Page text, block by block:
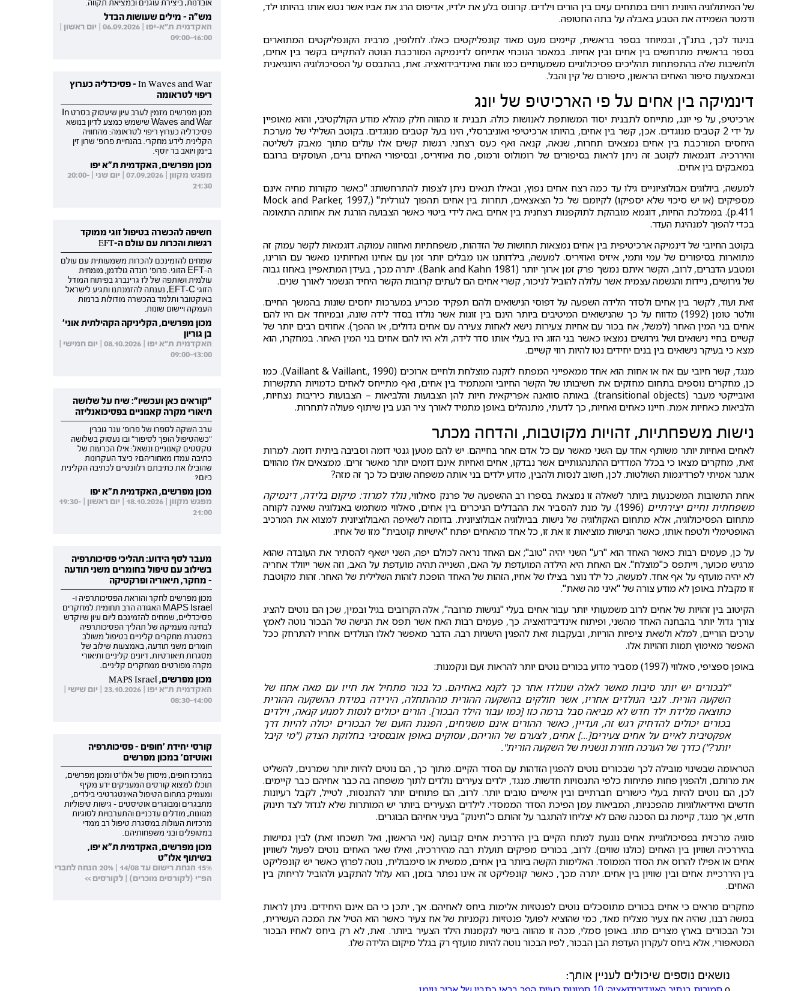
של המיתולוגיה היוונית רווים במתחים עזים בין הורים וילדים. קרונוס בלע את ילדיו, אדיפוס הרג את אביו אשר נטש אותו בהיותו ילד,
ודמטר השמידה את הטבע באבלה על בתה החטופה.
בניגוד לכך, בתנ"ך, ובמיוחד בספר בראשית, קיימים מעט מאוד קונפליקטים כאלו. לחלופין, מרבית הקונפליקטים המתוארים
בספר בראשית מתרחשים בין אחים ובין אחיות. במאמר הנוכחי אתייחס לדינמיקה המורכבת הנוטה להתקיים בקשר בין אחים,
ולחשיבות שלה בהתפתחות תהליכים פסיכולוגיים משמעותיים כמו זהות ואינדיבידואציה. זאת, בהתבסס על הפסיכולוגיה היונגיאנית
ובאמצעות סיפור האחים הראשון, סיפורם של קין והבל.
דינמיקה בין אחים על פי הארכיטיפ של יונג
ארכיטיפ, על פי יונג, מתייחס לתבנית יסוד המשותפת לאנושות כולה. תבנית זו מהווה חלק מהלא מודע הקולקטיבי, והוא מאופיין
על ידי 2 קטבים מנוגדים. אכן, קשר בין אחים, בהיותו ארכיטיפי ואוניברסלי, הינו בעל קטבים מנוגדים. בקוטב השלילי של מערכת
היחסים המורכבת בין אחים נמצאים תחרות, שנאה, קנאה ואף כעס רצחני. רגשות קשים אלו עולים מתוך מאבק לשליטה
והיררכיה. דוגמאות לקוטב זה ניתן לראות בסיפורים של רומולוס ורמוס, סת ואוזיריס, ובסיפורי האחים גרים, העוסקים ברובם
במאבקים בין אחים.
למעשה, ביולוגים אבולוציוניים גילו עד כמה רצח אחים נפוץ, ובאילו תנאים ניתן לצפות להתרחשותו: "כאשר מקורות מחיה אינם
מספיקים (או יש סיכוי שלא יספיקו) לקיומם של כל הצאצאים, תחרות בין אחים תהפוך לגורלית" (Mock and Parker, 1997,
p.411). בממלכת החיות, דוגמא מובהקת לתוקפנות רצחנית בין אחים באה לידי ביטוי כאשר הצבועה הורגת את אחותה התאומה
בכדי להפוך למנהיגת העדר.
בקוטב החיובי של דינמיקה ארכיטיפית בין אחים נמצאות תחושות של הזדהות, משפחתיות ואחווה עמוקה. דוגמאות לקשר עמוק זה
מתוארות בסיפורים של עמי ותמי, איזיס ואוזיריס. למעשה, בילדותנו אנו מבלים יותר זמן עם אחינו ואחיותינו מאשר עם הורינו,
ומטבע הדברים, לרוב, הקשר איתם נמשך פרק זמן ארוך יותר (Bank and Kahn 1981). יתרה מכך, בעידן המתאפיין באחוז גבוה
של גירושים, ניידות והגשמה עצמית אשר עלולה להוביל לניכור, קשרי אחים הם לעתים קרובות הקשר היחיד הנשמר לאורך שנים.
זאת ועוד, לקשר בין אחים ולסדר הלידה השפעה על דפוסי הנישואים ולהם תפקיד מכריע במערכות יחסים שונות בהמשך החיים.
וולטר טומן (1992) מדווח על כך שהנישואים המיטיבים ביותר הינם בין זוגות אשר נולדו בסדר לידה שונה, ובמיוחד אם היו להם
אחים בני המין האחר (למשל, אח בכור עם אחיות צעירות נישא לאחות צעירה עם אחים גדולים, או ההפך). אחוזים רבים יותר של
קשיים בחיי נישואים ושל גירושים נמצאו כאשר בני הזוג היו בעלי אותו סדר לידה, ולא היו להם אחים בני המין האחר. במחקרו, הוא
מצא כי בעיקר נישואים בין בנים יחידים נטו להיות רווי קשיים.
מנגד, קשר חיובי עם אח או אחות הוא אחד ממאפייני המפתח לזקנה מוצלחת ולחיים ארוכים (Vaillant & Vaillant., 1990). כמו
כן, מחקרים נוספים בתחום מחזקים את חשיבותו של הקשר החיובי והמתמיד בין אחים, ואף מתייחס לאחים כדמויות התקשרות
ואובייקטי מעבר (transitional objects). באותה סוואנה אפריקאית חיות להן הצבועות והלביאות – הצבועות כיריבות נצחיות,
הלביאות כאחיות אמת. חיינו כאחים ואחיות, כך לדעתי, מתנהלים באופן מתמיד לאורך ציר הנע בין שיתוף פעולה לתחרות.
נישות משפחתיות, זהויות מקוטבות, והדחה מכתר
לאחים ואחיות יותר משותף אחד עם השני מאשר עם כל אדם אחר בחייהם. יש להם מטען גנטי דומה וסביבה ביתית דומה. למרות
זאת, מחקרים מצאו כי בכלל המדדים ההתנהגותיים אשר נבדקו, אחים ואחיות אינם דומים יותר מאשר זרים. ממצאים אלו מהווים
אתגר אמיתי לפרדיגמות השולטות. לכן, חשוב לנסות ולהבין, מדוע ילדים בני אותה משפחה שונים כל כך זה מזה?
אחת התשובות המשכנעות ביותר לשאלה זו נמצאת בספרו רב ההשפעה של פרנק סאלווי,נולד למרוד: מיקום בלידה, דינמיקה
משפחתית וחיים יצירתיים
(1996). על מנת להסביר את ההבדלים הניכרים בין אחים, סאלווי משתמש באנלוגיה שאינה לקוחה
מתחום הפסיכולוגיה, אלא מתחום האקולוגיה של נישות בביולוגיה אבולוציונית. בדומה לשאיפה האבולוציונית למצוא את המרכיב
האופטימלי ולטפח אותו, כאשר הנישות מוציאות זו את זו, כל אחד מהאחים יפתח "אישיות קוטבית" מזו של אחיו.
על כן, פעמים רבות כאשר האחד הוא "רע" השני יהיה "טוב"; אם האחד נראה לכולם יפה, השני ישאף להסתיר את העובדה שהוא
מרגיש מכוער, וייתפס כ"מוצלח". אם האחת היא הילדה המועדפת על האם, השנייה תהיה מועדפת על האב, וזה אשר ייוולד אחריה
לא יהיה מועדף על אף אחד. למעשה, כל ילד נוצר בצילו של אחיו, הזהות של האחד הופכת לזהות השלילית של האחר. זהות מקוטבת
זו מקבלת באופן לא מודע צורה של "איני מה שאת".
הקיטוב בין זהויות של אחים לרוב משמעותי יותר עבור אחים בעלי "נגישות מרובה", אלה הקרובים בגיל ובמין, שכן הם נוטים להציג
צורך גדול יותר בהבחנה האחד מהשני, ופיתוח אינדיבידואציה. כך, פעמים רבות האח אשר תפס את הנישה של הבכור נוטה לאמץ
ערכים הוריים, למלא ולשאת ציפיות הוריות, ובעקבות זאת להפגין הישגיות רבה. הדבר מאפשר לאלו הנולדים אחריו להתרחק ככל
האפשר מאימוץ תמות וזהויות אלו.
באופן ספציפי, סאלווי (1997) מסביר מדוע בכורים נוטים יותר להראות זעם ונקמנות:
"לבכורים יש יותר סיבות מאשר לאלה שנולדו אחר כך לקנא באחיהם. כל בכור מתחיל את חייו עם מאה אחוז של
השקעה הורית. לגבי הנולדים אחריו, אשר חולקים בהשקעה ההורית מההתחלה, הירידה במידת ההשקעה ההורית
כתוצאה מלידת ילד חדש לא מביאה סבל ברמה כזו [כמו עבור הילד הבכור]. הורים יכולים לנסות למנוע קנאה, וילדים
בכורים יכולים להדחיק רגש זה, ועדיין, כאשר ההורים אינם משגיחים, הפגנת הזעם של הבכורים יכולה להיות דרך
אפקטיבית לאיים על אחים צעירים[...] אחים, לצערם של הוריהם, עסוקים באופן אובססיבי בחלוקת הצדק ("מי קיבל
יותר?") כדרך של הערכה חוזרת ונשנית של השקעה הורית".
הטראומה שבשינוי מובילה לכך שבכורים נוטים להפגין הזדהות עם הסדר הקיים. מתוך כך, הם נוטים להיות יותר שמרנים, להשליט
את מרותם, ולהפגין פחות פתיחות כלפי התנסויות חדשות. מנגד, ילדים צעירים נולדים לתוך משפחה בה כבר אחיהם כבר קיימים.
לכן, הם נוטים להיות בעלי כישורים חברתיים ובין אישיים טובים יותר. לרוב, הם פתוחים יותר להתנסות, לטייל, לקבל רעיונות
חדשים ואידיאולוגיות מהפכניות, המביאות עמן הפיכת הסדר הממסדי. לילדים הצעירים ביותר יש המותרות שלא לגדול לצד תינוק
חדש, אך מנגד, קיימת גם הסכנה שהם לא יצליחו להתגבר על זהותם כ"תינוק" בעיני אחיהם הבוגרים.
סוגיה מרכזית בפסיכולוגיית אחים נוגעת למתח הקיים בין היררכית אחים קבועה (אני הראשון, ואל תשכחו זאת) לבין גמישות
בהיררכיה ושוויון בין האחים (כולנו שווים). לרוב, בכורים מפיקים תועלת רבה מהיררכיה, ואילו שאר האחים נוטים לפעול לשוויון
אחים או אפילו להרוס את הסדר הממוסד. האלימות הקשה ביותר בין אחים, ממשית או סימבולית, נוטה לפרוץ כאשר יש קונפליקט
בין היררכיית אחים ובין שוויון בין אחים. יתרה מכך, כאשר קונפליקט זה אינו נפתר בזמן, הוא עלול להתקבע ולהוביל לריחוק בין
האחים.
מחקרים מראים כי אחים בכורים מתוסכלים נוטים לפנטזיות אלימות ביחס לאחיהם. אך, יתכן כי הם אינם היחידים. ניתן לראות
במשה רבנו, שהיה אח צעיר מצליח מאד, כמי שהוציא לפועל פנטזיות נקמניות של אח צעיר כאשר הוא הטיל את המכה העשירית,
וכל הבכורים בארץ מצרים מתו. באופן סמלי, מכה זו מהווה ביטוי לנקמנות הילד הצעיר ביותר. זאת, לא רק ביחס לאחיו הבכור
המטאפורי, אלא ביחס לעקרון העדפת הבן הבכור, לפיו הבכור נוטה להיות מועדף רק בגלל מיקום הלידה שלו.
נושאים נוספים שיכולים לעניין אותך:
אובדנות, ביצירת עוגנים ובמציאת תקווה.
מש"ה - מילים שעושות הבדל
האקדמית ת"א-יפו | 06.09.2026 | יום ראשון |
09:00-16:00
In Waves and War - פסיכדליה כערוץ
ריפוי לטראומה
מכון מפרשים מזמין לערב עיון שיעסוק בסרט In
Waves and War שישמש כמצע לדיון בנושא
פסיכדליה כערוץ ריפוי לטראומה: מהחוויה
הקלינית לידע מחקרי. בהנחיית פרופ' שרון זין
ביימן ויואב בר יוסף.
מכון מפרשים, האקדמית ת"א יפו
מפגש מקוון | 07.09.2026 | יום שני | 20:00-
21:30
חשיפה להכשרה בטיפול זוגי ממוקד
רגשות והכרות עם עולם ה-EFT
שמחים להזמינכם להכרות משמעותית עם עולם
ה-EFT הזוגי. פרופ' רונדה גולדמן, מומחית
עולמית ושותפה של לז גרינברג בפיתוח המודל
הזוגי EFT-C, נענתה להזמנתנו ותגיע לישראל
באוקטובר ותלמד בהכשרה מודולות ברמות
העמקה ויישום שונות.
מכון מפרשים, הקליניקה הקהילתית אוני'
בן גוריון
האקדמית ת"א יפו | 08.10.2026 | יום חמישי |
09:00-13:00
"קוראים כאן ועכשיו": שיח על שלושה
תיאורי מקרה קאנוניים בפסיכואנליזה
ערב השקה לספרו של פרופ' ענר גוברין
"כשהטיפול הופך לסיפור" ובו נעסוק בשלושה
טקסטים קאנוניים ונשאל: אילו הכרעות של
כתיבה עמדו מאחוריהם? כיצד העקרונות
שהובילו את כתיבתם רלוונטיים לכתיבה הקלינית
כיום?
מכון מפרשים, האקדמית ת"א יפו
מפגש מקוון | 18.10.2026 | יום ראשון | 19:30-
21:00
מעבר לסף הידוע: תהליכי פסיכותרפיה
בשילוב עם טיפול בחומרים משני תודעה
- מחקר, תיאוריה ופרקטיקה
מכון מפרשים לחקר והוראת הפסיכותרפיה ו-
MAPS Israel האגודה הרב תחומית למחקרים
פסיכדליים, שמחים להזמינכם ליום עיון שיוקדש
לבחינה מעמיקה של תהליך הפסיכותרפיה
במסגרת מחקרים קליניים בטיפול משולב
חומרים משני תודעה, באמצעות שילוב של
מסגרות תיאורטיות, דיונים קליניים ותיאורי
מקרה מפורטים ממחקרים קליניים.
מכון מפרשים, MAPS Israel
האקדמית ת"א יפו | 23.10.2026 | יום שישי |
08:30-14:00
קורסי יחידת 'חופים - פסיכותרפיה
ואוטיזם' במכון מפרשים
במרכז חופים, מיסודן של אלו"ט ומכון מפרשים,
תוכלו למצוא קורסים המעניקים ידע מקיף
ומעמיק בתחום הטיפול האינטגרטיבי בילדים,
מתבגרים ומבוגרים אוטיסטים - גישות טיפוליות
מגוונות, מודלים עדכניים והתערבויות לסוגיות
מרכזיות העולות במסגרת טיפול רב ממדי
במטופלים ובני משפחותיהם.
מכון מפרשים, האקדמית ת"א יפו,
בשיתוף אלו"ט
15% הנחת רישום עד 14/08 | 20% הנחה לחברי
הפ"י (לקורסים מוכרים) | לקורסים >>